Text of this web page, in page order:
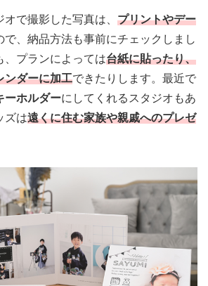
で撮影した写真は、 プリントやデー
で、納品方法も事前にチェックしまし
、プランによっては台紙に貼ったり、
ンダーに加工できたりします。最近で
ーホルダーにしてくれるスタジオもあ
ズは遠くに住む家族や親戚へのプレゼ